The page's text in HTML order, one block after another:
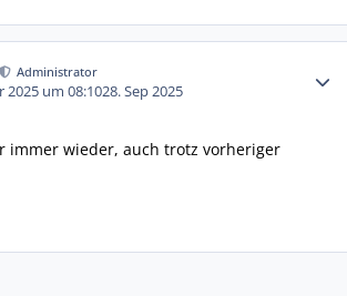
Administrator
2025 um 08:1028. Sep 2025
immer wieder, auch trotz vorheriger